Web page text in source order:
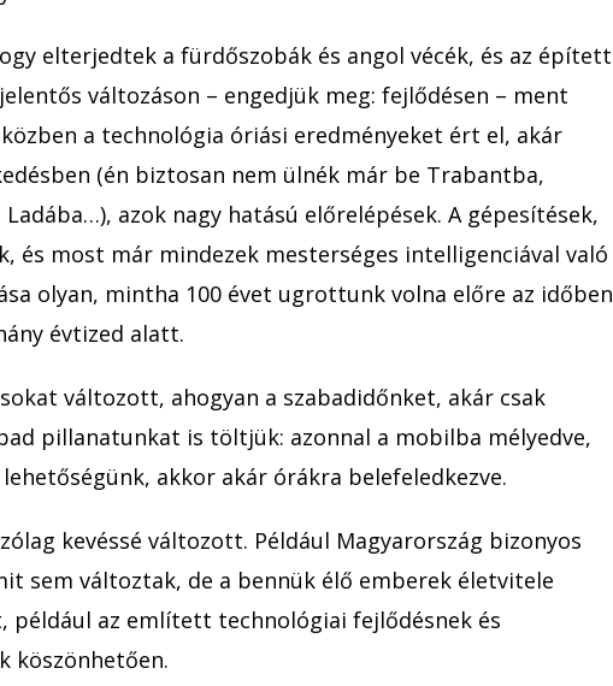
elterjedtek a fürdőszobák és angol vécék, és az épített
változáson – engedjük meg: fejlődésen – ment
a technológia óriási eredményeket ért el, akár
(én biztosan nem ülnék már be Trabantba,
azok nagy hatású előrelépések. A gépesítések,
és most már mindezek mesterséges intelligenciával való
olyan, mintha 100 évet ugrottunk volna előre az időben
évtized alatt.
változott, ahogyan a szabadidőnket, akár csak
pillanatunkat is töltjük: azonnal a mobilba mélyedve,
akkor akár órákra belefeledkezve.
kevéssé változott. Például Magyarország bizonyos
sem változtak, de a bennük élő emberek életvitele
például az említett technológiai fejlődésnek és
köszönhetően.